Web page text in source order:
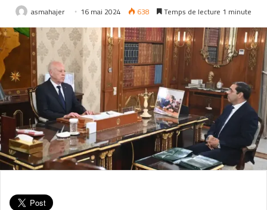
asmahajer 16 mai 2024 638 Temps de lecture 1 minute